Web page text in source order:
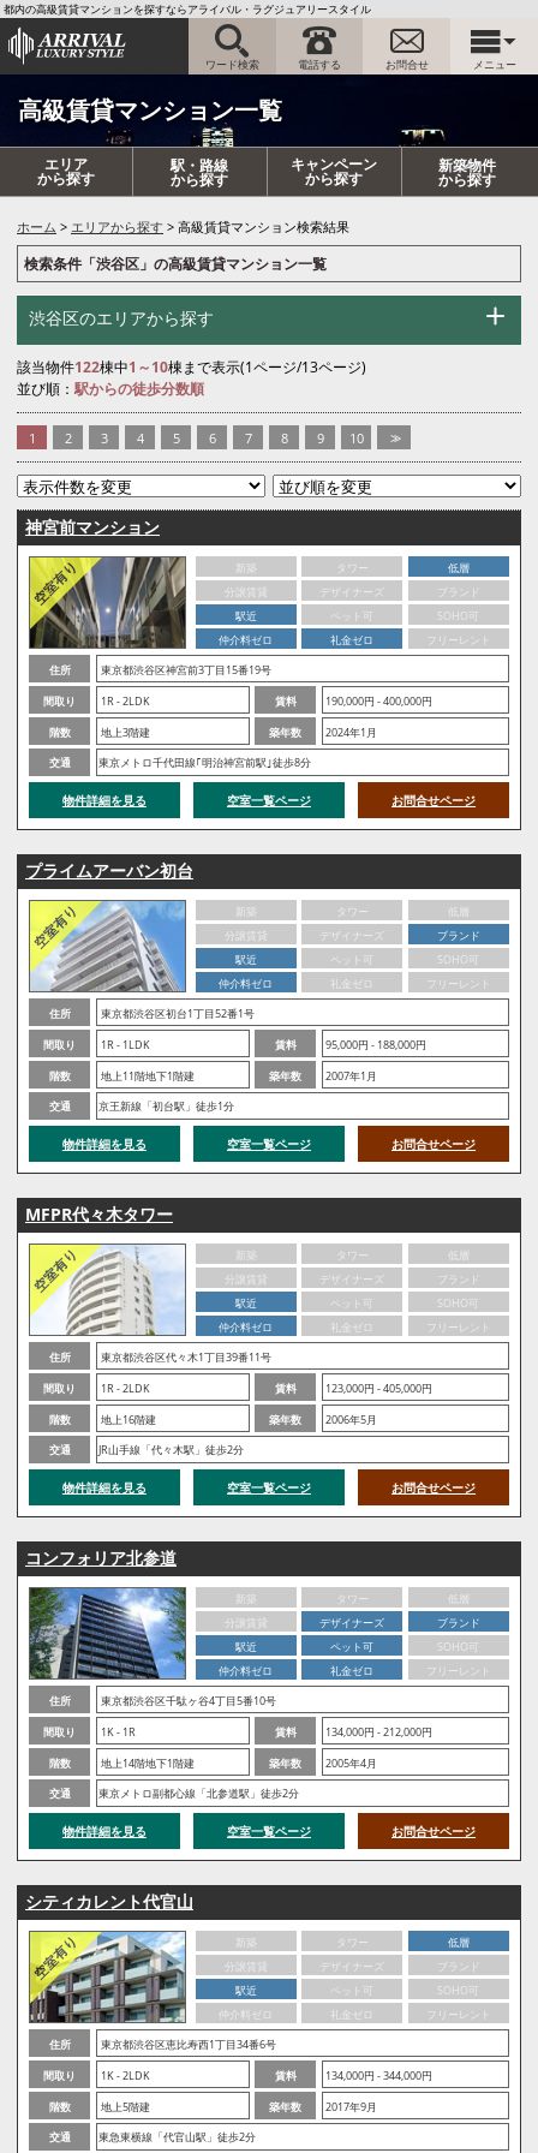
都内の高級賃貸マンションを探すならアライバル・ラグジュアリースタイル
ワード検索 電話する お問合せ メニュー
高級賃貸マンション一覧
エリア
から探す
駅・路線
から探す
キャンペーン
から探す
新築物件
から探す
ホーム エリアから探す 高級賃貸マンション検索結果
検索条件「渋谷区」の高級賃貸マンション一覧
渋谷区のエリアから探す
該当物件122棟中1～10棟まで表示(1ページ/13ページ)
並び順：駅からの徒歩分数順
1 2 3 4 5 6 7 8 9 10 >>
神宮前マンション
新築 タワー
低層
分譲賃貸
デザイナーズ
ブランド
駅近
ペット可
SOHO可
仲介料ゼロ
礼金ゼロ
フリーレント
住所
東京都渋谷区神宮前3丁目15番19号
間取り
1R - 2LDK 賃料
190,000円 - 400,000円
階数
地上3階建 築年数
2024年1月
交通
東京メトロ千代田線｢明治神宮前駅｣徒歩8分
物件詳細を見る 空室一覧ページ お問合せページ
プライムアーバン初台
新築 タワー
低層
分譲賃貸
デザイナーズ
ブランド
駅近
ペット可
SOHO可
仲介料ゼロ
礼金ゼロ
フリーレント
住所
東京都渋谷区初台1丁目52番1号
間取り
1R - 1LDK 賃料
95,000円 - 188,000円
階数
地上11階地下1階建 築年数
2007年1月
交通
京王新線「初台駅」徒歩1分
物件詳細を見る 空室一覧ページ お問合せページ
MFPR代々木タワー
新築 タワー
低層
分譲賃貸
デザイナーズ
ブランド
駅近
ペット可
SOHO可
仲介料ゼロ
礼金ゼロ
フリーレント
住所
東京都渋谷区代々木1丁目39番11号
間取り
1R - 2LDK 賃料
123,000円 - 405,000円
階数
地上16階建 築年数
2006年5月
交通
JR山手線「代々木駅」徒歩2分
物件詳細を見る 空室一覧ページ お問合せページ
コンフォリア北参道
新築 タワー
低層
分譲賃貸
デザイナーズ
ブランド
駅近
ペット可
SOHO可
仲介料ゼロ
礼金ゼロ
フリーレント
住所
東京都渋谷区千駄ヶ谷4丁目5番10号
間取り
1K - 1R 賃料
134,000円 - 212,000円
階数
地上14階地下1階建 築年数
2005年4月
交通
東京メトロ副都心線「北参道駅」徒歩2分
物件詳細を見る 空室一覧ページ お問合せページ
シティカレント代官山
新築 タワー
低層
分譲賃貸
デザイナーズ
ブランド
駅近
ペット可
SOHO可
仲介料ゼロ
礼金ゼロ
フリーレント
住所
東京都渋谷区恵比寿西1丁目34番6号
間取り
1K - 2LDK 賃料
134,000円 - 344,000円
階数
地上5階建 築年数
2017年9月
交通
東急東横線「代官山駅」徒歩2分